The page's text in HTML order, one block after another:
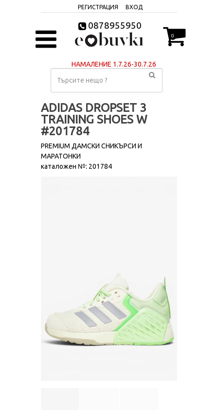
РЕГИСТРАЦИЯ ВХОД
0878955950
0
НАМАЛЕНИЕ 1.7.26-30.7.26
ADIDAS DROPSET 3
TRAINING SHOES W
#201784
PREMIUM ДАМСКИ СНИКЪРСИ И
МАРАТОНКИ
каталожен №: 201784